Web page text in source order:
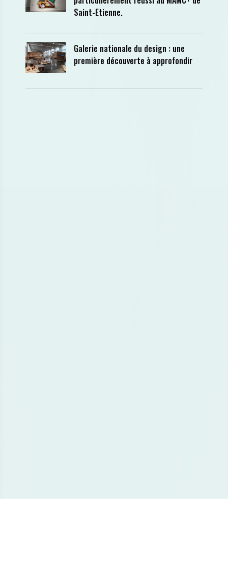
Saint-Etienne.
Galerie nationale du design : une
première découverte à approfondir